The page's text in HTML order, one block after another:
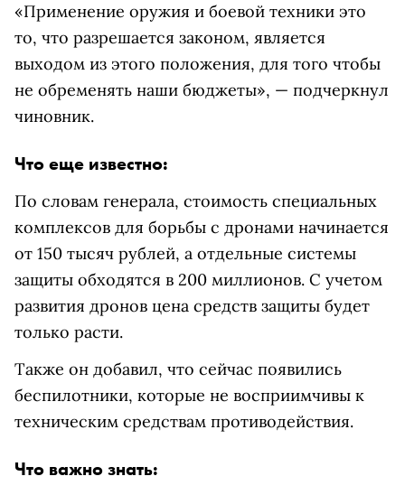
«Применение оружия и боевой техники это
то, что разрешается законом, является
выходом из этого положения, для того чтобы
не обременять наши бюджеты», — подчеркнул
чиновник.
Что еще известно:
По словам генерала, стоимость специальных
комплексов для борьбы с дронами начинается
от 150 тысяч рублей, а отдельные системы
защиты обходятся в 200 миллионов. С учетом
развития дронов цена средств защиты будет
только расти.
Также он добавил, что сейчас появились
беспилотники, которые не восприимчивы к
техническим средствам противодействия.
Что важно знать: